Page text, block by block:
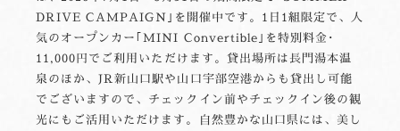
DRIVE CAMPAIGN｣を開催中です。1日1組限定で、人
気のオープンカー｢MINI Convertible｣を特別料金･
11,000円でご利用いただけます。貸出場所は長門湯本温
泉のほか、JR新山口駅や山口宇部空港からも貸出し可能
でございますので、チェックイン前やチェックイン後の観
光にもご活用いただけます。自然豊かな山口県には、美し